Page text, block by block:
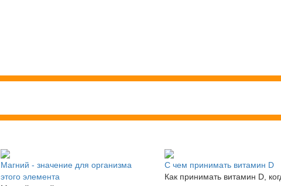
Магний - значение для организма
этого элемента
С чем принимать витамин D
Как принимать витамин D,